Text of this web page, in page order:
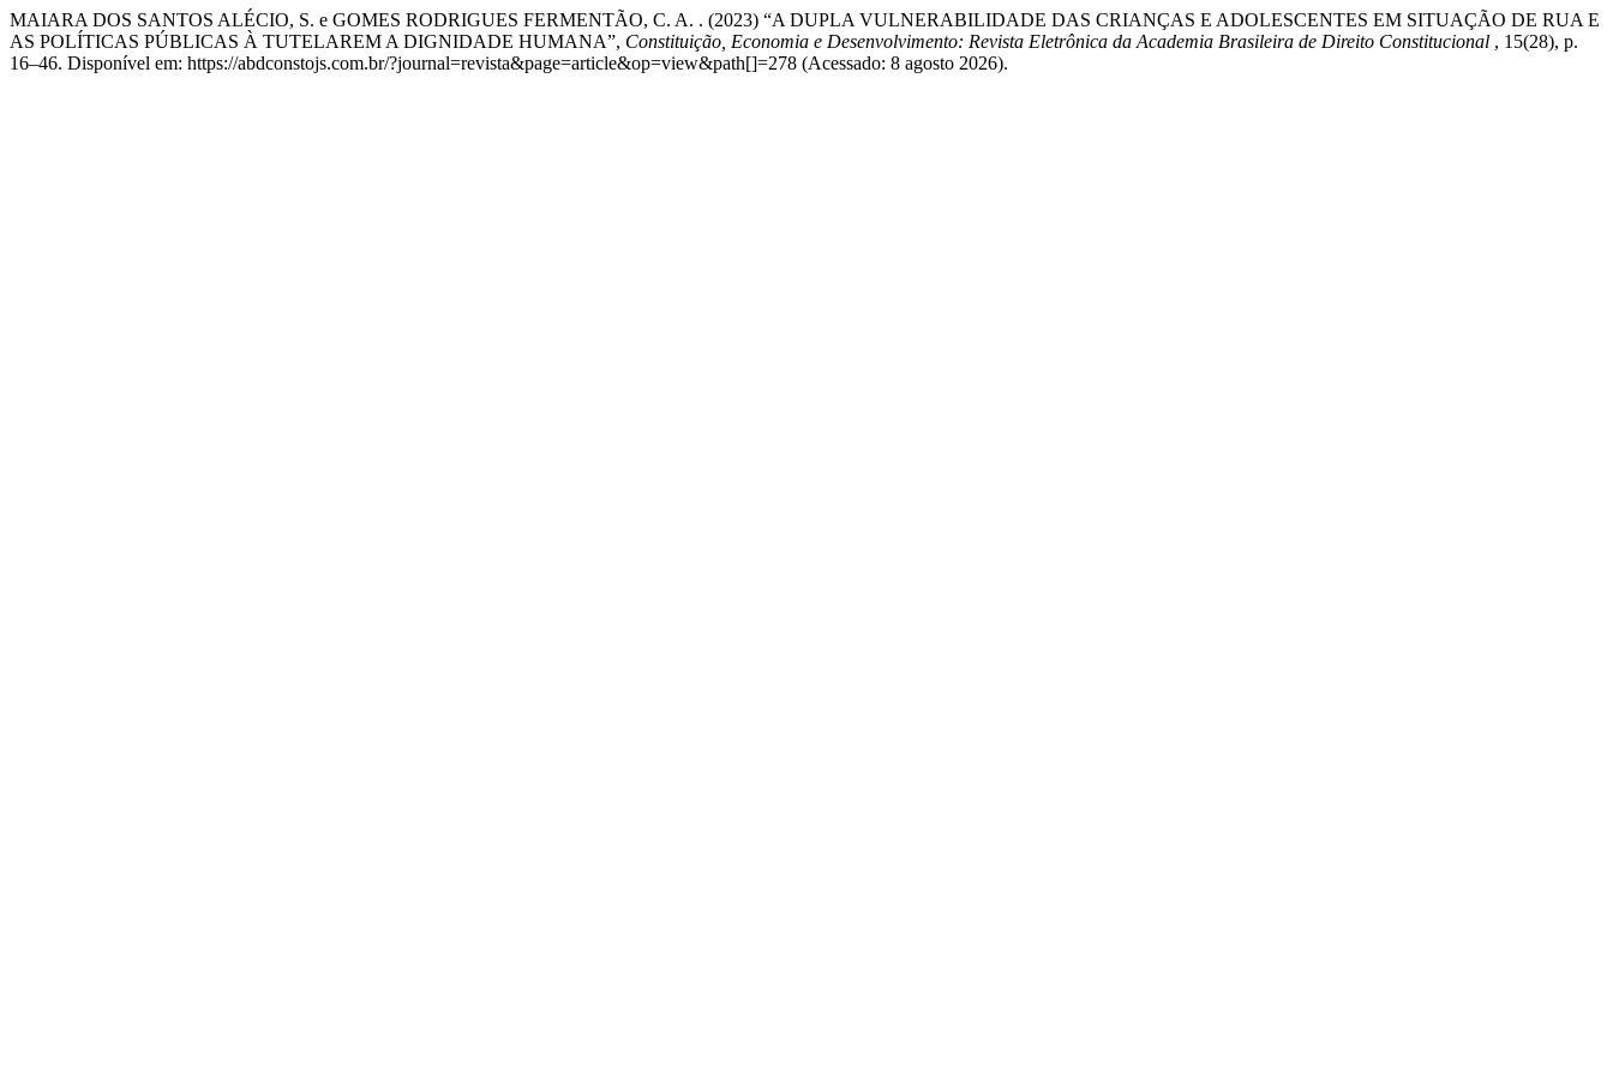
MAIARA DOS SANTOS ALÉCIO, S. e GOMES RODRIGUES FERMENTÃO, C. A. . (2023) “A DUPLA VULNERABILIDADE DAS CRIANÇAS E ADOLESCENTES EM SITUAÇÃO DE RUA E
AS POLÍTICAS PÚBLICAS À TUTELAREM A DIGNIDADE HUMANA”, Constituição, Economia e Desenvolvimento: Revista Eletrônica da Academia Brasileira de Direito Constitucional , 15(28), p.
16–46. Disponível em: https://abdconstojs.com.br/?journal=revista&page=article&op=view&path[]=278 (Acessado: 8 agosto 2026).